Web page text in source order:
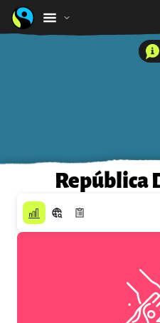
República